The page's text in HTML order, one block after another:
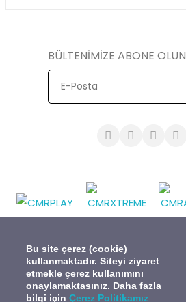
Bu site çerez (cookie)
kullanmaktadır. Siteyi ziyaret
etmekle çerez kullanımını
onaylamaktasınız. Daha fazla
bilgi için Çerez Politikamız
BÜLTENİMİZE ABONE OLUN